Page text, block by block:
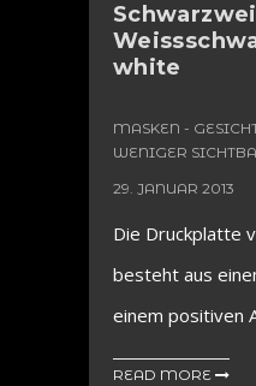
white
MASKEN -
WENIGER
29. JANUAR 2013
Die Druckplatte
besteht aus
einem positiven
READ MORE